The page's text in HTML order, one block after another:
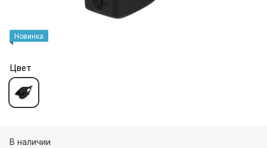
Новинка
Цвет
В наличии